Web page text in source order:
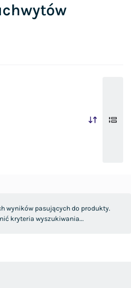
wyników pasujących do produkty.
kryteria wyszukiwania...